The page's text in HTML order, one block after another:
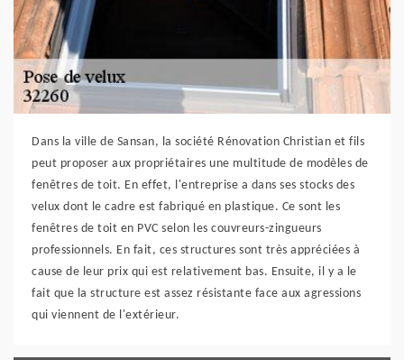
Dans la ville de Sansan, la société Rénovation Christian et fils
peut proposer aux propriétaires une multitude de modèles de
fenêtres de toit. En effet, l'entreprise a dans ses stocks des
velux dont le cadre est fabriqué en plastique. Ce sont les
fenêtres de toit en PVC selon les couvreurs-zingueurs
professionnels. En fait, ces structures sont très appréciées à
cause de leur prix qui est relativement bas. Ensuite, il y a le
fait que la structure est assez résistante face aux agressions
qui viennent de l'extérieur.